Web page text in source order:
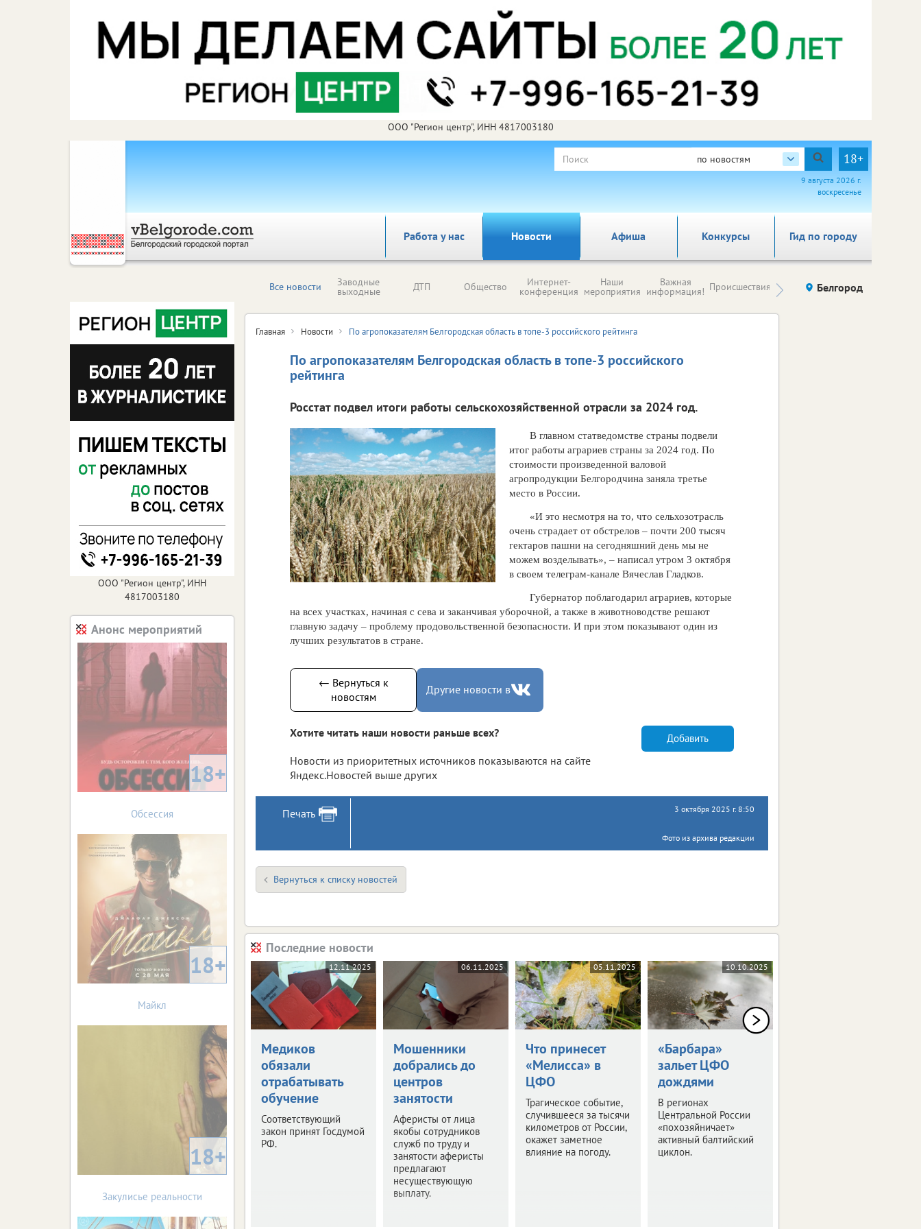
ООО "Регион центр", ИНН 4817003180
по новостям 18+
9 августа 2026 г.
воскресенье
Работа у нас Новости Афиша Гид по городу
Конкурсы
Все новости Заводные
выходные ДТП Общество Интернет-
конференция
Наши
мероприятия
Важная
информация! Происшествия Здоровье компаний (на
правах
Белгород
Главная Новости По агропоказателям Белгородская область в топе-3 российского рейтинга
По агропоказателям Белгородская область в топе-3 российского
рейтинга
Росстат подвел итоги работы сельскохозяйственной отрасли за 2024 год.
В главном статведомстве страны подвели
итог работы аграриев страны за 2024 год. По
стоимости произведенной валовой
агропродукции Белгородчина заняла третье
место в России.
«И это несмотря на то, что сельхозотрасль
очень страдает от обстрелов – почти 200 тысяч
гектаров пашни на сегодняшний день мы не
можем возделывать», – написал утром 3 октября
в своем телеграм-канале Вячеслав Гладков.
Губернатор поблагодарил аграриев, которые
на всех участках, начиная с сева и заканчивая уборочной, а также в животноводстве решают
главную задачу – проблему продовольственной безопасности. И при этом показывают один из
лучших результатов в стране.
← Вернуться к
новостям
Другие новости в
Хотите читать наши новости раньше всех?
Новости из приоритетных источников показываются на сайте
Яндекс.Новостей выше других
Добавить
Печать 3 октября 2025 г. 8:50
Фото из архива редакции
Вернуться к списку новостей
Последние новости
12.11.2025
Медиков
обязали
отрабатывать
обучение
Соответствующий
закон принят Госдумой
РФ.
06.11.2025
Мошенники
добрались до
центров
занятости
Аферисты от лица
якобы сотрудников
служб по труду и
занятости аферисты
предлагают
несуществующую
выплату.
05.11.2025
Что принесет
«Мелисса» в
ЦФО
Трагическое событие,
случившееся за тысячи
километров от России,
окажет заметное
влияние на погоду.
10.10.2025
«Барбара»
зальет ЦФО
дождями
В регионах
Центральной России
«похозяйничает»
активный балтийский
циклон.
ООО "Регион центр", ИНН
4817003180
Анонс мероприятий
18+
Обсессия
18+
Майкл
18+
Закулисье реальности